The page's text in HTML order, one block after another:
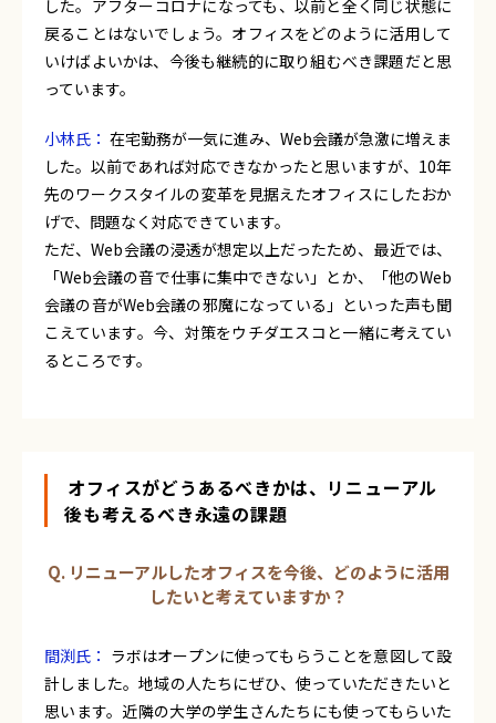
した。アフターコロナになっても、以前と全く同じ状態に
戻ることはないでしょう。オフィスをどのように活用して
いけばよいかは、今後も継続的に取り組むべき課題だと思
っています。
小林氏： 在宅勤務が一気に進み、Web会議が急激に増えま
した。以前であれば対応できなかったと思いますが、10年
先のワークスタイルの変革を見据えたオフィスにしたおか
げで、問題なく対応できています。
ただ、Web会議の浸透が想定以上だったため、最近では、
「Web会議の音で仕事に集中できない」とか、「他のWeb
会議の音がWeb会議の邪魔になっている」といった声も聞
こえています。今、対策をウチダエスコと一緒に考えてい
るところです。
オフィスがどうあるべきかは、リニューアル
後も考えるべき永遠の課題
Q. リニューアルしたオフィスを今後、どのように活用
したいと考えていますか？
間渕氏： ラボはオープンに使ってもらうことを意図して設
計しました。地域の人たちにぜひ、使っていただきたいと
思います。近隣の大学の学生さんたちにも使ってもらいた